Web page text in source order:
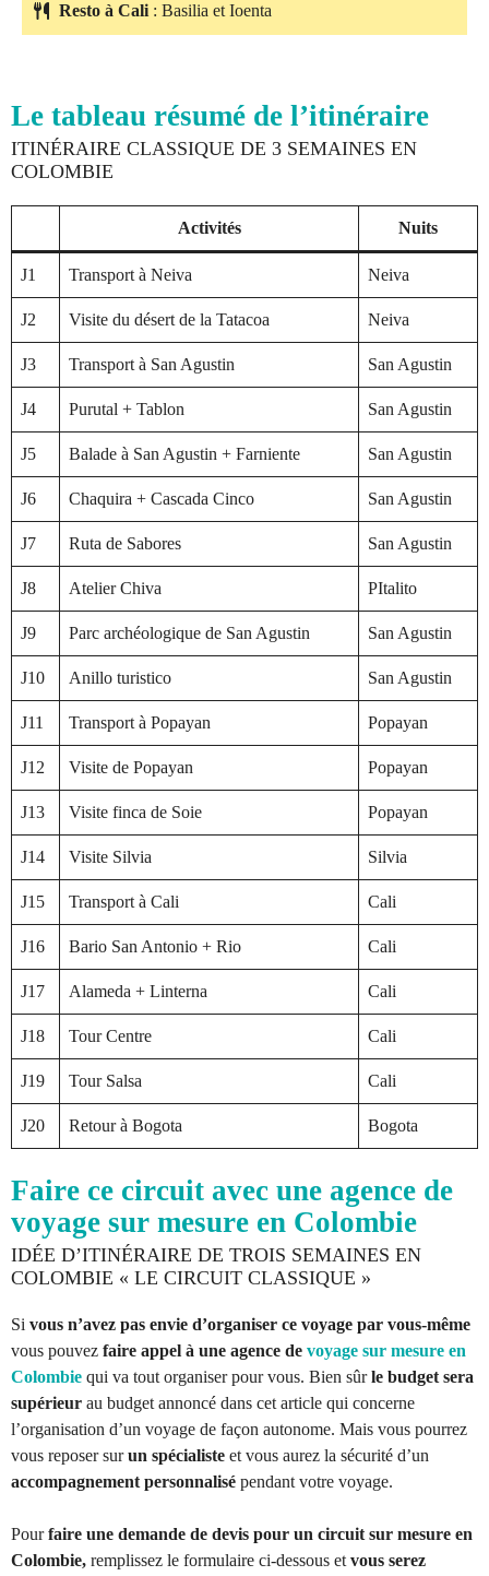
Resto à Cali : Basilia et Ioenta
Le tableau résumé de l’itinéraire
ITINÉRAIRE CLASSIQUE DE 3 SEMAINES EN
COLOMBIE
Activités Nuits
J1 Transport à Neiva Neiva
J2 Visite du désert de la Tatacoa Neiva
J3 Transport à San Agustin San Agustin
J4 Purutal + Tablon San Agustin
J5 Balade à San Agustin + Farniente San Agustin
J6 Chaquira + Cascada Cinco San Agustin
J7 Ruta de Sabores San Agustin
J8 Atelier Chiva PItalito
J9 Parc archéologique de San Agustin San Agustin
J10 Anillo turistico San Agustin
J11 Transport à Popayan Popayan
J12 Visite de Popayan Popayan
J13 Visite finca de Soie Popayan
J14 Visite Silvia Silvia
J15 Transport à Cali Cali
J16 Bario San Antonio + Rio Cali
J17 Alameda + Linterna Cali
J18 Tour Centre Cali
J19 Tour Salsa Cali
J20 Retour à Bogota Bogota
Faire ce circuit avec une agence de
voyage sur mesure en Colombie
IDÉE D’ITINÉRAIRE DE TROIS SEMAINES EN
COLOMBIE « LE CIRCUIT CLASSIQUE »
Si vous n’avez pas envie d’organiser ce voyage par vous-même
vous pouvez faire appel à une agence de voyage sur mesure en
Colombie qui va tout organiser pour vous. Bien sûrle budget sera
supérieur au budget annoncé dans cet article qui concerne
l’organisation d’un voyage de façon autonome. Mais vous pourrez
vous reposer surun spécialiste et vous aurez la sécurité d’un
accompagnement personnalisé pendant votre voyage.
Pourfaire une demande de devis pour un circuit sur mesure en
Colombie, remplissez le formulaire ci-dessous et vous serez